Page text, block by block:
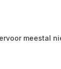
meestal